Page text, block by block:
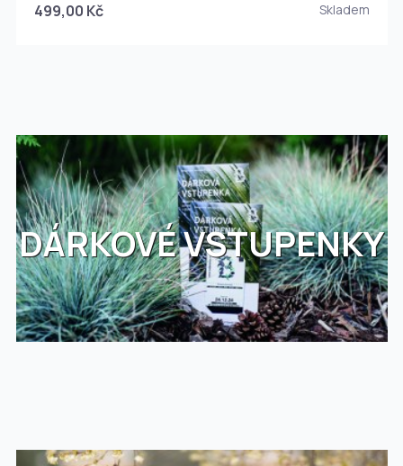
499,00 Kč Skladem
DÁRKOVÉ VSTUPENKY